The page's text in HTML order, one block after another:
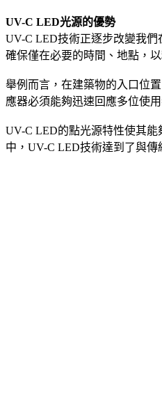
UV-C LED光源的優勢
UV-C LED技術正逐步改變我
確保僅在必要的時間、地點，
舉例而言，在建築物的入口位
應器必須能夠迅速回應多位使
UV-C LED的點光源特性使其
中，UV-C LED技術達到了與